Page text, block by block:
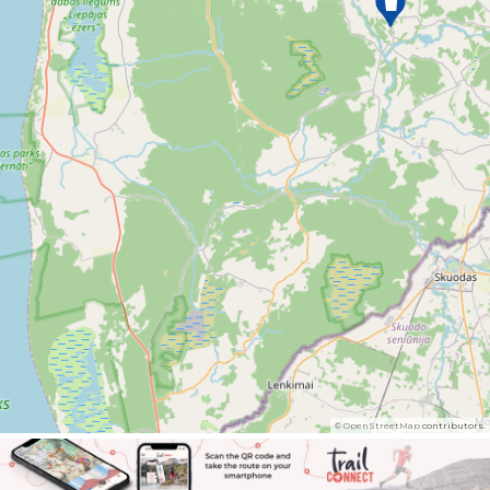
© OpenStreetMap contributors.